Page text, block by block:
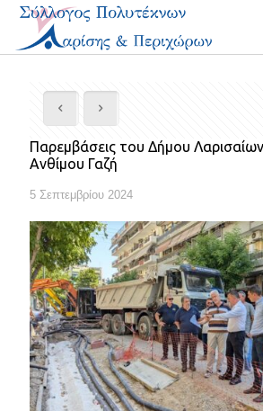
Παρεμβάσεις του Δήμου
Ανθίμου Γαζή
5 Σεπτεμβρίου 2024